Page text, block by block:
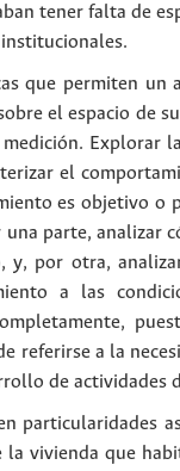
tener falta de
que permiten
el espacio de
Explorar
el
es objetivo
parte, analizar
y, por otra,
a las
referirse a la
de actividades
particularidades
vivienda que